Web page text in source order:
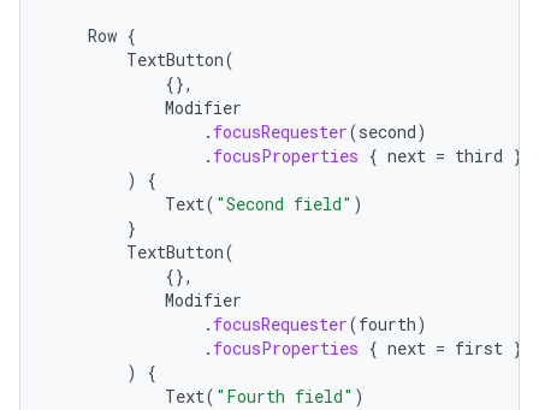
Row {
TextButton(
{},
Modifier
. focusRequester(second)
. focusProperties { next = third }
)
{
Text( "Second field" )
}
TextButton(
{},
Modifier
. focusRequester(fourth)
. focusProperties { next = first }
)
{
Text( "Fourth field" )